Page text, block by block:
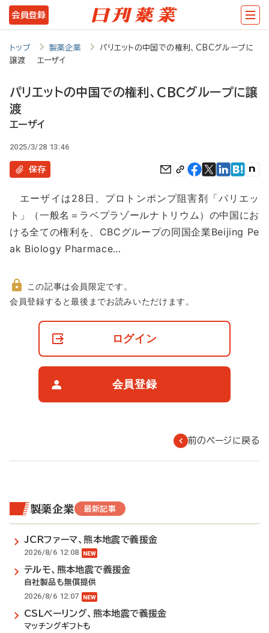
メ
イ
コ
テ
ン
ツ
に
会員登録
トップ 製薬企業
パリエットの中国での権利、CBCグループに
譲渡 エーザイ
パリエットの中国での権利、CBCグループに譲
渡
エーザイ
2025/3/28 13:46
保存
エーザイは28日、プロトンポンプ阻害剤「パリエッ
ト」（一般名＝ラベプラゾールナトリウム）の中国にお
ける全ての権利を、CBCグループの同国企業Beijing Pe
ak Biology Pharmace…
非
この記事は会員限定です。
会員登録すると最後までお読みいただけます。
ログイン
会員登録
前のページに戻る
製薬企業 最新記事
JCRファーマ、熊本地震で義援金
2026/8/6 12:08
テルモ、熊本地震で義援金
自社製品も無償提供
2026/8/6 12:07
CSLベーリング、熊本地震で義援金
マッチングギフトも